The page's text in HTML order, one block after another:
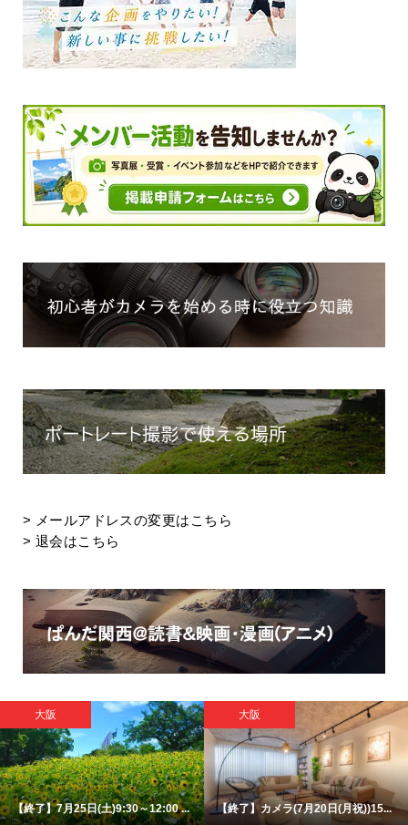
>
メールアドレスの変更はこちら
> 退会はこちら
大阪
【終了】7月25日(土)9:30～12:00 ...
大阪
【終了】カメラ(7月20日(月祝))15...